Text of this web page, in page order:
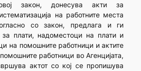
закон, донесува акти за
на работните места
со закон, предлага и ги
за плати, надоместоци на плати и
на помошните работници и актите
работници во Агенцијата,
актот со кој се пропишува